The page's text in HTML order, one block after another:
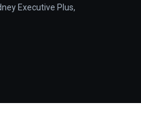
Executive Plus,